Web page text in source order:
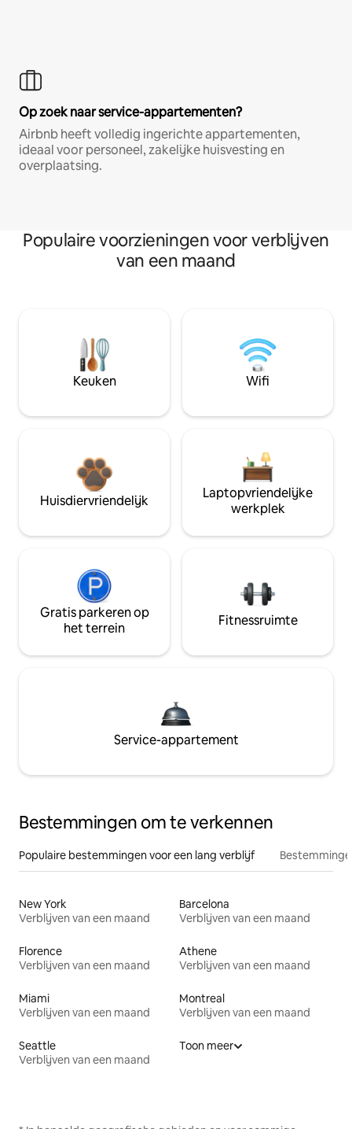
Op zoek naar service-appartementen?
Airbnb heeft volledig ingerichte appartementen,
ideaal voor personeel, zakelijke huisvesting en
overplaatsing.
Populaire voorzieningen voor verblijven
van een maand
Keuken Wifi
Huisdiervriendelijk
Laptopvriendelijke
werkplek
Gratis parkeren op
het terrein
Fitnessruimte
Service-appartement
Bestemmingen om te verkennen
Populaire bestemmingen voor een lang verblijf
New York
Verblijven van een maand
Barcelona
Verblijven van een maand
Florence
Verblijven van een maand
Athene
Verblijven van een maand
Miami
Verblijven van een maand
Montreal
Verblijven van een maand
Seattle
Verblijven van een maand
Toon meer